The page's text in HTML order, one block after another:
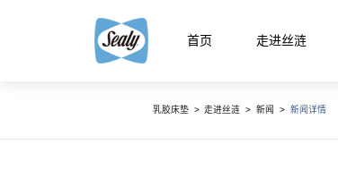
首页 走进丝涟
乳胶床垫 > 走进丝涟 > 新闻 > 新闻详情